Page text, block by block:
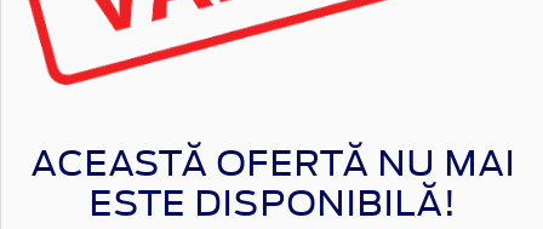
ACEASTĂ OFERTĂ NU MAI
ESTE DISPONIBILĂ!